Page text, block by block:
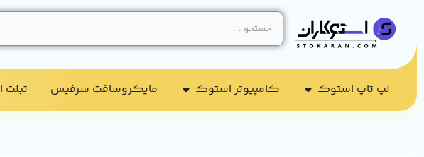
لپ تاپ استوک کامپیوتر استوک​ مایکروسافت سرفیس